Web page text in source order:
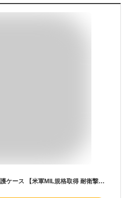
対応 OPPO A5 5G ケース 保護ケース 【米軍MIL規格取得 耐衛撃】 対応 オッポ A5 5G カバー 透明 滑り止め 四隅エアクッション 黄変防止 ワイヤレス充電 薄型 軽量 シリカゲル 用 CPH2751 / OPG06 / A502OP 保護カバー 高い透明度 柔軟で変形しない 全面保護 取付簡単